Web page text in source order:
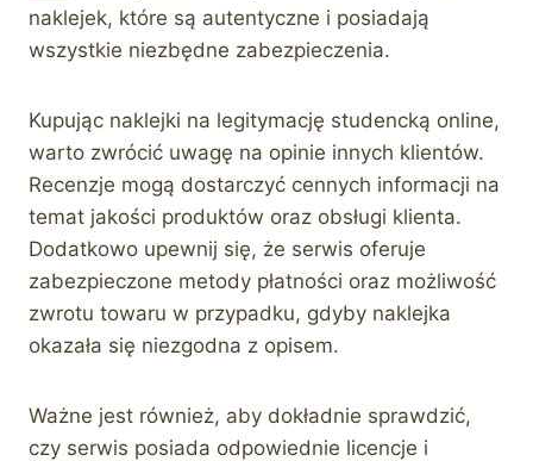
naklejek, które są autentyczne i posiadają
wszystkie niezbędne zabezpieczenia.
Kupując naklejki na legitymację studencką online,
warto zwrócić uwagę na opinie innych klientów.
Recenzje mogą dostarczyć cennych informacji na
temat jakości produktów oraz obsługi klienta.
Dodatkowo upewnij się, że serwis oferuje
zabezpieczone metody płatności oraz możliwość
zwrotu towaru w przypadku, gdyby naklejka
okazała się niezgodna z opisem.
Ważne jest również, aby dokładnie sprawdzić,
czy serwis posiada odpowiednie licencje i